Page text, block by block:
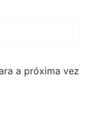
a próxima vez